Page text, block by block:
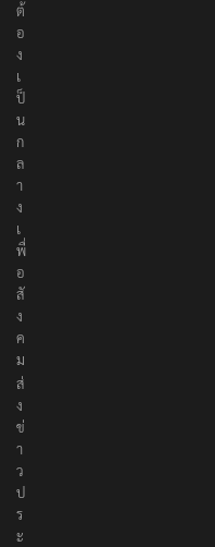
ต้
อ
ง
เ
ป็
น
ก
ล
า
ง
เ
พื่
อ
สั
ง
ค
ม
ส่
ง
ข่
า
ว
ป
ร
ะ